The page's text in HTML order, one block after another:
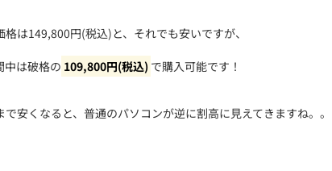
は149,800円(税込)と、それでも安いですが、
は破格の 109,800円(税込) で購入可能です！
安くなると、普通のパソコンが逆に割高に見えてきますね。。